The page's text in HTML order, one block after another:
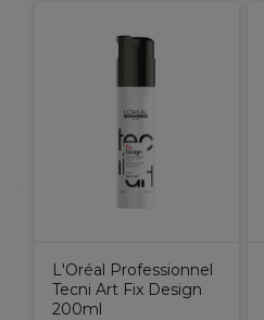
L'Oréal Professionnel
Tecni Art Fix Design
200ml